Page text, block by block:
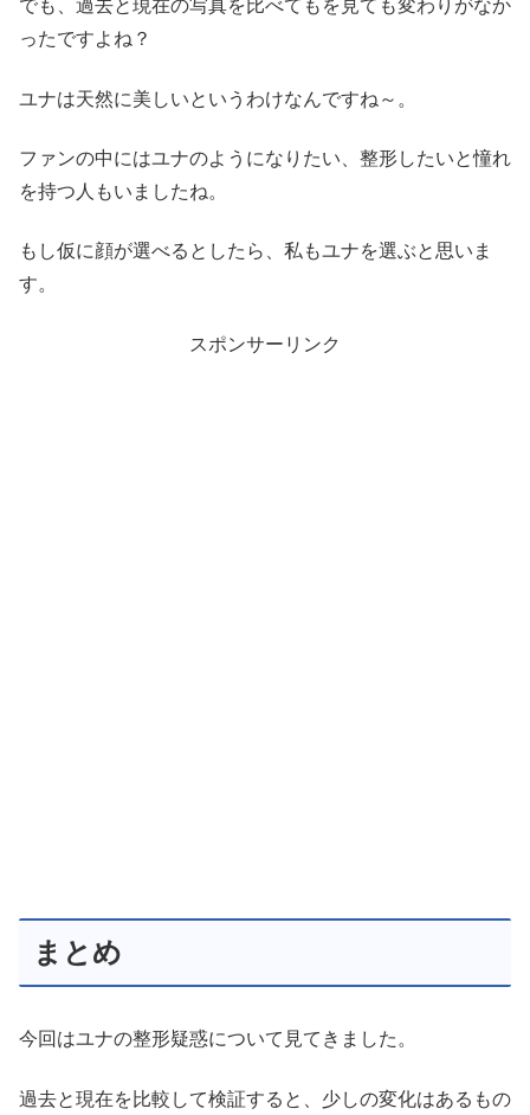
でも、過去と現在の写真を比べてもを見ても変わりがなか
ったですよね？
ユナは天然に美しいというわけなんですね～。
ファンの中にはユナのようになりたい、整形したいと憧れ
を持つ人もいましたね。
もし仮に顔が選べるとしたら、私もユナを選ぶと思いま
す。
スポンサーリンク
まとめ
今回はユナの整形疑惑について見てきました。
過去と現在を比較して検証すると、少しの変化はあるもの